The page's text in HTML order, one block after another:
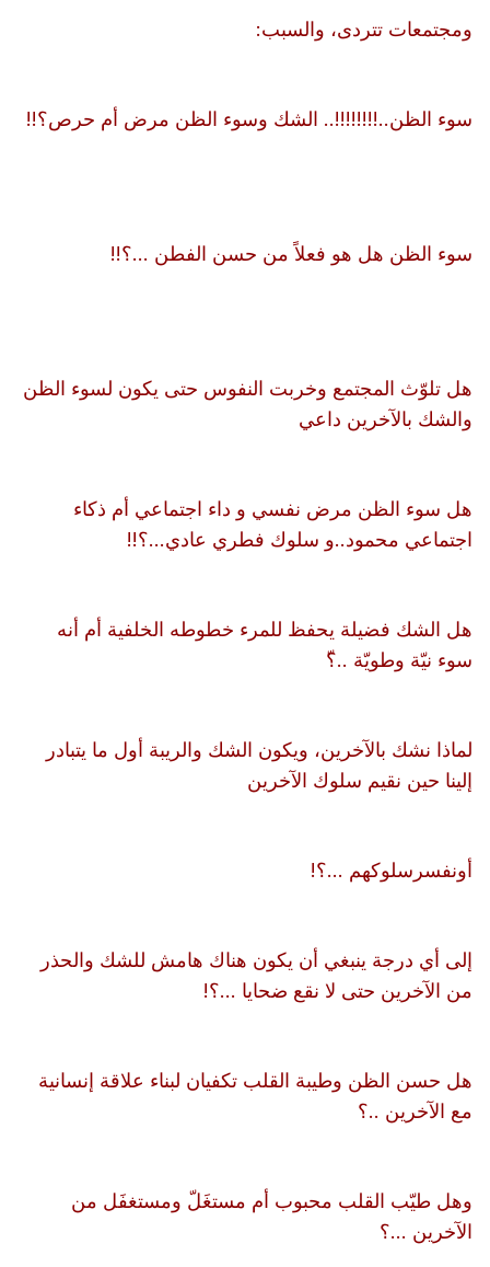
ومجتمعات تتردى، والسبب:
سوء الظن..!!!!!!!!.. الشك وسوء الظن مرض أم حرص؟!!
سوء الظن هل هو فعلاً من حسن الفطن ...؟!!
هل تلوّث المجتمع وخربت النفوس حتى يكون لسوء الظن
والشك بالآخرين داعي
هل سوء الظن مرض نفسي و داء اجتماعي أم ذكاء
اجتماعي محمود..و سلوك فطري عادي...؟!!
هل الشك فضيلة يحفظ للمرء خطوطه الخلفية أم أنه
سوء نيّة وطويّة ..؟ّ
لماذا نشك بالآخرين، ويكون الشك والريبة أول ما يتبادر
إلينا حين نقيم سلوك الآخرين
أونفسرسلوكهم ...؟!
إلى أي درجة ينبغي أن يكون هناك هامش للشك والحذر
من الآخرين حتى لا نقع ضحايا ...؟!
هل حسن الظن وطيبة القلب تكفيان لبناء علاقة إنسانية
مع الآخرين ..؟
وهل طيّب القلب محبوب أم مستغَلّ ومستغفَل من
الآخرين ...؟